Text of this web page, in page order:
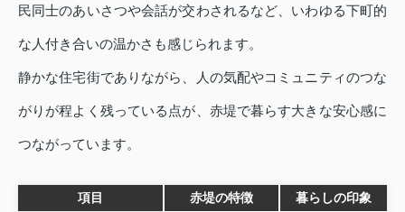
民同士のあいさつや会話が交わされるなど、いわゆる下町的
な人付き合いの温かさも感じられます。
静かな住宅街でありながら、人の気配やコミュニティのつな
がりが程よく残っている点が、赤堤で暮らす大きな安心感に
つながっています。
項目 赤堤の特徴 暮らしの印象